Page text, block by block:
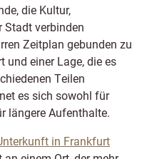
die Kultur,
Stadt verbinden
Zeitplan gebunden zu
und einer Lage, die es
Teilen
es sich sowohl für
längere Aufenthalte.
in Frankfurt